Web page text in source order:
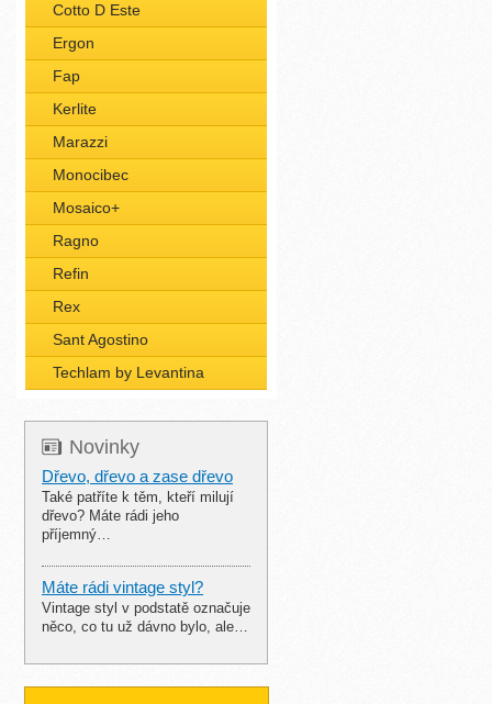
Cotto D Este
Ergon
Fap
Kerlite
Marazzi
Monocibec
Mosaico+
Ragno
Refin
Rex
Sant Agostino
Techlam by Levantina
Novinky
Dřevo, dřevo a zase dřevo
Také patříte k těm, kteří milují
dřevo? Máte rádi jeho
příjemný…
Máte rádi vintage styl?
Vintage styl v podstatě označuje
něco, co tu už dávno bylo, ale…